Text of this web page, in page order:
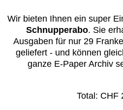
(ersten 30
kostenlos)
Wir bieten Ihnen ein super
Schnupperabo. Sie
Ausgaben für nur 29
geliefert - und können
ganze E-Paper Archiv
Total: CHF